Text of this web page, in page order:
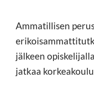
Ammatillisen
jälkeen
jatkaa